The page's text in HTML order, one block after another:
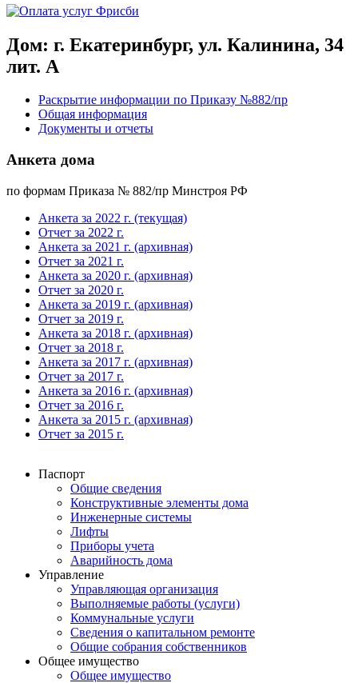
Дом: г. Екатеринбург, ул. Калинина, 34
лит. А
Раскрытие информации по Приказу №882/пр
Общая информация
Документы и отчеты
Анкета дома
по формам Приказа № 882/пр Минстроя РФ
Анкета за 2022 г. (текущая)
Отчет за 2022 г.
Анкета за 2021 г. (архивная)
Отчет за 2021 г.
Анкета за 2020 г. (архивная)
Отчет за 2020 г.
Анкета за 2019 г. (архивная)
Отчет за 2019 г.
Анкета за 2018 г. (архивная)
Отчет за 2018 г.
Анкета за 2017 г. (архивная)
Отчет за 2017 г.
Анкета за 2016 г. (архивная)
Отчет за 2016 г.
Анкета за 2015 г. (архивная)
Отчет за 2015 г.
Паспорт
Общие сведения
Конструктивные элементы дома
Инженерные системы
Лифты
Приборы учета
Аварийность дома
Управление
Управляющая организация
Выполняемые работы (услуги)
Коммунальные услуги
Сведения о капитальном ремонте
Общие собрания собственников
Общее имущество
Общее имущество